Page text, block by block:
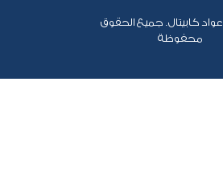
عواد كابيتال. جميع الحقوق
محفوظة